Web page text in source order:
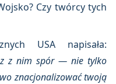
Czy twórcy tych
USA napisała:
z nim spór — nie tylko
znacjonalizować twoją